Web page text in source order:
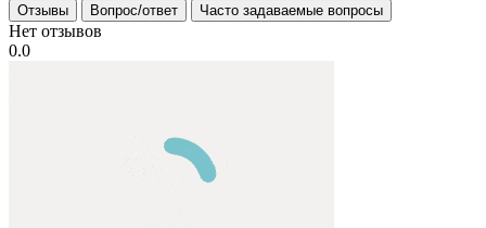
Отзывы Вопрос/ответ Часто задаваемые вопросы
Нет отзывов
0.0